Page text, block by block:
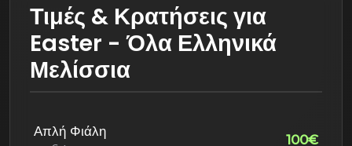
Τιμές & Κρατήσεις για
Easter - Όλα Ελληνικά
Μελίσσια
Απλή Φιάλη
100€